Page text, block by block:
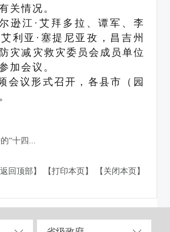
关情况。
逊江·艾拜多拉、谭军、李
利亚·塞提尼亚孜，昌吉州
灾减灾救灾委员会成员单位
加会议。
会议形式召开，各县市（园
“十四...
返回顶部】
【打印本页】 【关闭本页】